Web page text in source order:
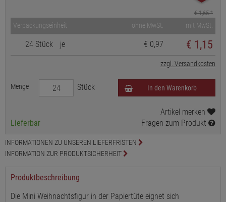
€ 1,65*
Verpackungseinheit ohne MwSt. mit MwSt.
24 Stück je € 0,97 € 1,15
zzgl. Versandkosten
Menge Stück In den Warenkorb
Lieferbar
Artikel merken
Fragen zum Produkt
INFORMATIONEN ZU UNSEREN LIEFERFRISTEN
INFORMATION ZUR PRODUKTSICHERHEIT
Produktbeschreibung
Die Mini Weihnachtsfigur in der Papiertüte eignet sich